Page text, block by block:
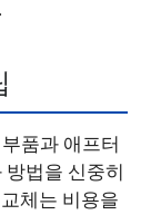
품과 애프터
법을 신중히
체는 비용을